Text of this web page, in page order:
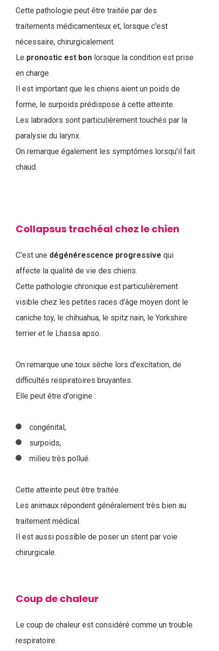
Cette pathologie peut être traitée par des
traitements médicamenteux et, lorsque c'est
nécessaire, chirurgicalement.
Le pronostic est bon lorsque la condition est prise
en charge.
Il est important que les chiens aient un poids de
forme, le surpoids prédispose à cette atteinte.
Les labradors sont particulièrement touchés par la
paralysie du larynx.
On remarque également les symptômes lorsqu'il fait
chaud.
Collapsus trachéal chez le chien
C'est une dégénérescence progressive qui
affecte la qualité de vie des chiens.
Cette pathologie chronique est particulièrement
visible chez les petites races d'âge moyen dont le
caniche toy, le chihuahua, le spitz nain, le Yorkshire
terrier et le Lhassa apso.
On remarque une toux sèche lors d'excitation, de
difficultés respiratoires bruyantes.
Elle peut être d'origine :
congénital,
surpoids,
milieu très pollué.
Cette atteinte peut être traitée.
Les animaux répondent généralement très bien au
traitement médical.
Il est aussi possible de poser un stent par voie
chirurgicale.
Coup de chaleur
Le coup de chaleur est considéré comme un trouble
respiratoire.